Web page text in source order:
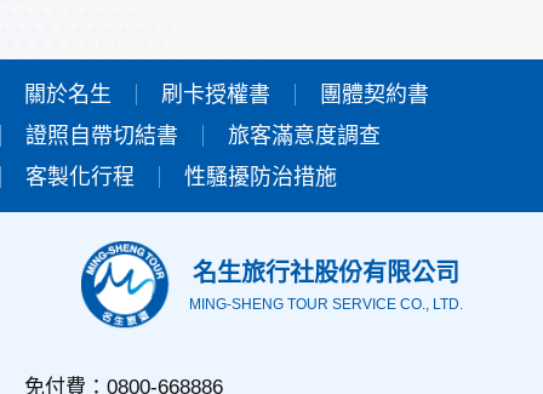
本網站在您使用服務信箱、問卷調查等互動性功能時，會保留
您所提供的姓名、電子郵件地址、聯絡方式及使用時間等。
於一般瀏覽時，伺服器會自行記錄相關行徑，包括您使用連線
設備的IP位址、使用時間、使用的瀏覽器、瀏覽及點選資料記
用，決不對外公佈。
外，我們會視需要公佈統計數據及說明文字，但不涉及特定個
人之資料。
三、資料之保護
備及必要的安全防護措施，加以保護網站及您的個人資料採用
關於名生 刷卡授權書
團體契約書
證照自帶切結書
旅客滿意度調查
客製化行程
性騷擾防治措施
名生旅行社股份有限公司
MING-SHENG TOUR SERVICE CO., LTD.
免付費：0800-668886